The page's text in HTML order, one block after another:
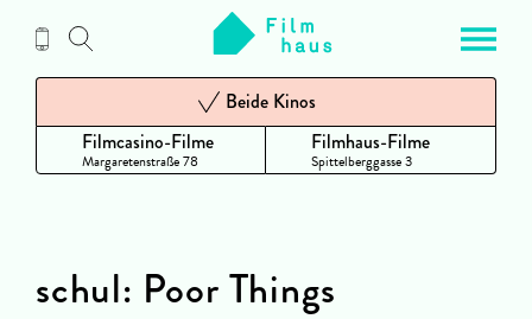
Inhalt
Filmcasino-Filme
Margaretenstraße 78
Beide Kinos
Filmhaus-Filme
Spittelberggasse 3
schul: Poor Things